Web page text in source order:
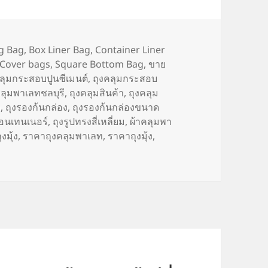
Bag, Box Liner Bag, Container Liner
bags, Square Bottom Bag, ขาย
มกระสอบปูนซีเมนต์, ถุงคลุมกระสอบ
มพาเลทชลบุรี, ถุงคลุมสินค้า, ถุงคลุม
, ถุงรองก้นกล่อง, ถุงรองก้นกล่องขนาด
เทนเนอร์, ถุงรูปทรงสี่เหลี่ยม, ผ้าคลุมพา
มุ้ง, ราคาถุงคลุมพาเลท, ราคาถุงมุ้ง,